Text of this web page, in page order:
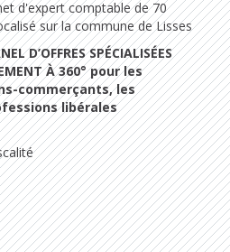
d'expert comptable de 70
sur la commune de Lisses
D’OFFRES SPÉCIALISÉES
À 360° pour les
commerçants, les
libérales